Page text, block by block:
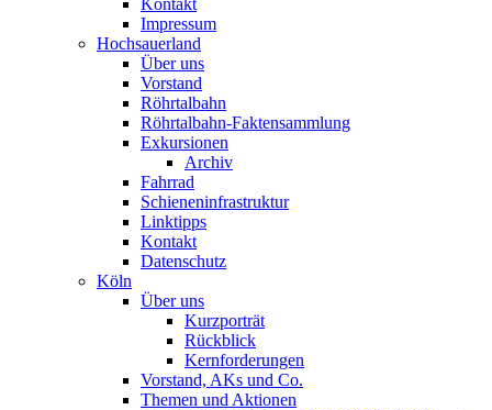
Kontakt
Impressum
Hochsauerland
Über uns
Vorstand
Röhrtalbahn
Röhrtalbahn-Faktensammlung
Exkursionen
Archiv
Fahrrad
Schieneninfrastruktur
Linktipps
Kontakt
Datenschutz
Köln
Über uns
Kurzporträt
Rückblick
Kernforderungen
Vorstand, AKs und Co.
Themen und Aktionen